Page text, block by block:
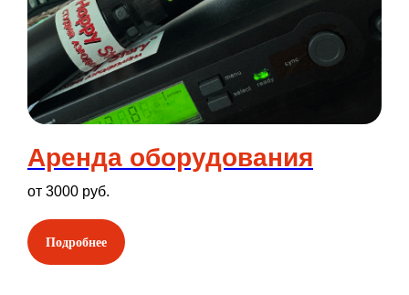
Аренда оборудования
от 3000 руб.
Подробнее